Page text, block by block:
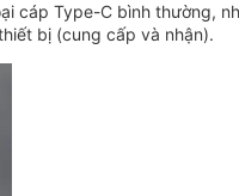
cáp Type-C bình thường,
bị (cung cấp và nhận).